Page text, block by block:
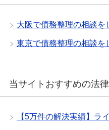
大阪で債務整理の相談を
東京で債務整理の相談を
当サイトおすすめの法
【5万件の解決実績】ラ